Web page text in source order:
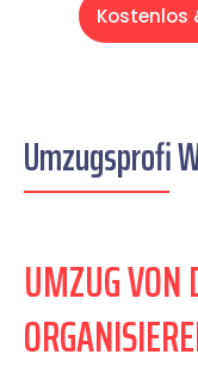
Kostenlos
Umzugsprofi
UMZUG